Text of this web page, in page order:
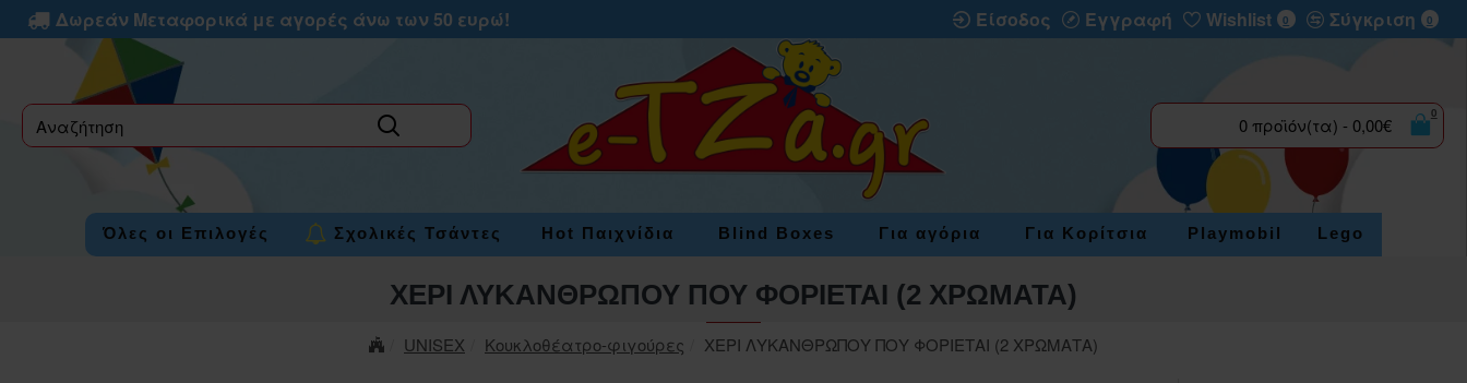
Δωρεάν Μεταφορικά με αγορές άνω των 50 ευρώ! Είσοδος Εγγραφή Wishlist 0 Σύγκριση 0
label 0 προϊόν(τα) - 0,00€
0
Όλες οι Επιλογές Σχολικές Τσάντες Hot Παιχνίδια Blind Boxes Για αγόρια Για Κορίτσια Playmobil Lego
UNISEX Κουκλοθέατρο-φιγούρες ΧΕΡΙ ΛΥΚΑΝΘΡΩΠΟΥ ΠΟΥ ΦΟΡΙΕΤΑΙ (2 ΧΡΩΜΑΤΑ)
ΧΕΡΙ ΛΥΚΑΝΘΡΩΠΟΥ ΠΟΥ ΦΟΡΙΕΤΑΙ (2 ΧΡΩΜΑΤΑ)